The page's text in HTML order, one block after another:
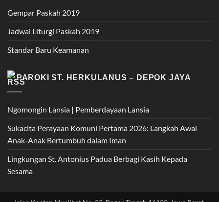
Gempar Paskah 2019
Jadwal Liturgi Paskah 2019
Standar Baru Keamanan
PAROKI ST. HERKULANUS – DEPOK JAYA
Ngomongin Lansia | Pemberdayaan Lansia
Sukacita Perayaan Komuni Pertama 2026: Langkah Awal
Anak-Anak Bertumbuh dalam Iman
Lingkungan St. Antonius Padua Berbagi Kasih Kepada
Sesama